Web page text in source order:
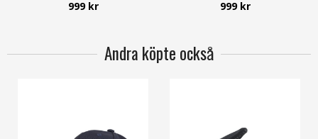
999 kr 999 kr
Andra köpte också